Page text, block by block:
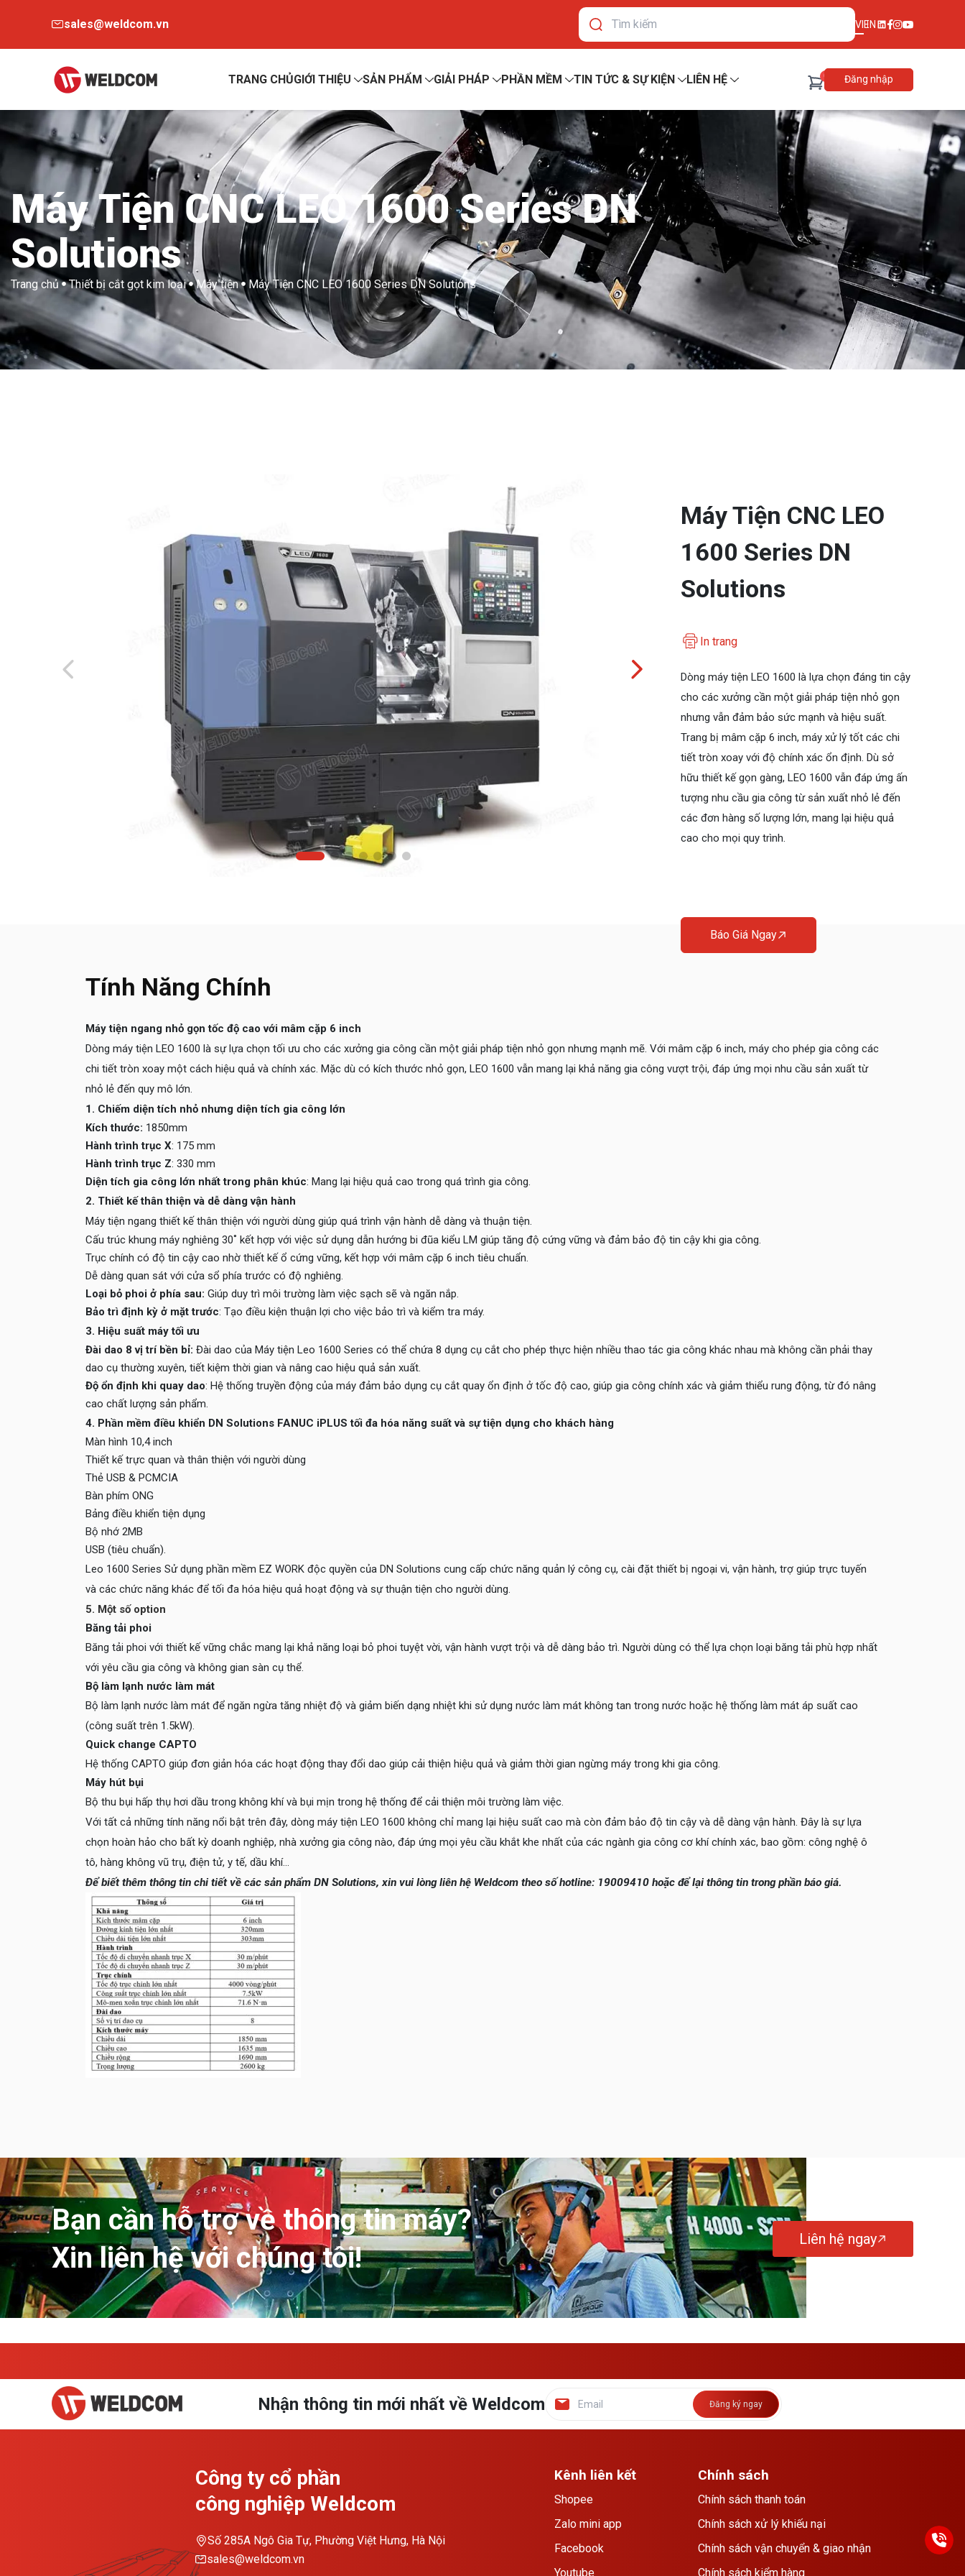
sales@weldcom.vn VIEN
TRANG CHỦGIỚI THIỆU SẢN PHẨM GIẢI PHÁP PHẦN MỀM TIN TỨC & SỰ KIỆN LIÊN HỆ 0 Đăng nhập
Máy Tiện CNC LEO 1600 Series DN
Solutions
Trang chủ Thiết bị cắt gọt kim loại Máy tiện Máy Tiện CNC LEO 1600 Series DN Solutions
Máy Tiện CNC LEO
1600 Series DN
Solutions
In trang
Dòng máy tiện LEO 1600 là lựa chọn đáng tin cậy
cho các xưởng cần một giải pháp tiện nhỏ gọn
nhưng vẫn đảm bảo sức mạnh và hiệu suất.
Trang bị mâm cặp 6 inch, máy xử lý tốt các chi
tiết tròn xoay với độ chính xác ổn định. Dù sở
hữu thiết kế gọn gàng, LEO 1600 vẫn đáp ứng ấn
tượng nhu cầu gia công từ sản xuất nhỏ lẻ đến
các đơn hàng số lượng lớn, mang lại hiệu quả
cao cho mọi quy trình.
Báo Giá Ngay
Tính Năng Chính
Máy tiện ngang nhỏ gọn tốc độ cao với mâm cặp 6 inch
Dòng máy tiện LEO 1600 là sự lựa chọn tối ưu cho các xưởng gia công cần một giải pháp tiện nhỏ gọn nhưng mạnh mẽ. Với mâm cặp 6 inch, máy cho phép gia công các
chi tiết tròn xoay một cách hiệu quả và chính xác. Mặc dù có kích thước nhỏ gọn, LEO 1600 vẫn mang lại khả năng gia công vượt trội, đáp ứng mọi nhu cầu sản xuất từ
nhỏ lẻ đến quy mô lớn.
1. Chiếm diện tích nhỏ nhưng diện tích gia công lớn
Kích thước: 1850mm
Hành trình trục X: 175 mm
Hành trình trục Z: 330 mm
Diện tích gia công lớn nhất trong phân khúc: Mang lại hiệu quả cao trong quá trình gia công.
2. Thiết kế thân thiện và dễ dàng vận hành
Máy tiện ngang thiết kế thân thiện với người dùng giúp quá trình vận hành dễ dàng và thuận tiện.
Cấu trúc khung máy nghiêng 30˚ kết hợp với việc sử dụng dẫn hướng bi đũa kiểu LM giúp tăng độ cứng vững và đảm bảo độ tin cậy khi gia công.
Trục chính có độ tin cậy cao nhờ thiết kế ổ cứng vững, kết hợp với mâm cặp 6 inch tiêu chuẩn.
Dễ dàng quan sát với cửa sổ phía trước có độ nghiêng.
Loại bỏ phoi ở phía sau: Giúp duy trì môi trường làm việc sạch sẽ và ngăn nắp.
Bảo trì định kỳ ở mặt trước: Tạo điều kiện thuận lợi cho việc bảo trì và kiểm tra máy.
3. Hiệu suất máy tối ưu
Đài dao 8 vị trí bền bỉ: Đài dao của Máy tiện Leo 1600 Series có thể chứa 8 dụng cụ cắt cho phép thực hiện nhiều thao tác gia công khác nhau mà không cần phải thay
dao cụ thường xuyên, tiết kiệm thời gian và nâng cao hiệu quả sản xuất.
Độ ổn định khi quay dao: Hệ thống truyền động của máy đảm bảo dụng cụ cắt quay ổn định ở tốc độ cao, giúp gia công chính xác và giảm thiểu rung động, từ đó nâng
cao chất lượng sản phẩm.
4. Phần mềm điều khiển DN Solutions FANUC iPLUS tối đa hóa năng suất và sự tiện dụng cho khách hàng
Màn hình 10,4 inch
Thiết kế trực quan và thân thiện với người dùng
Thẻ USB & PCMCIA
Bàn phím ONG
Bảng điều khiển tiện dụng
Bộ nhớ 2MB
USB (tiêu chuẩn).
Leo 1600 Series Sử dụng phần mềm EZ WORK độc quyền của DN Solutions cung cấp chức năng quản lý công cụ, cài đặt thiết bị ngoại vi, vận hành, trợ giúp trực tuyến
và các chức năng khác để tối đa hóa hiệu quả hoạt động và sự thuận tiện cho người dùng.
5. Một số option
Băng tải phoi
Băng tải phoi với thiết kế vững chắc mang lại khả năng loại bỏ phoi tuyệt vời, vận hành vượt trội và dễ dàng bảo trì. Người dùng có thể lựa chọn loại băng tải phù hợp nhất
với yêu cầu gia công và không gian sàn cụ thể.
Bộ làm lạnh nước làm mát
Bộ làm lạnh nước làm mát để ngăn ngừa tăng nhiệt độ và giảm biến dạng nhiệt khi sử dụng nước làm mát không tan trong nước hoặc hệ thống làm mát áp suất cao
(công suất trên 1.5kW).
Quick change CAPTO
Hệ thống CAPTO giúp đơn giản hóa các hoạt động thay đổi dao giúp cải thiện hiệu quả và giảm thời gian ngừng máy trong khi gia công.
Máy hút bụi
Bộ thu bụi hấp thụ hơi dầu trong không khí và bụi mịn trong hệ thống để cải thiện môi trường làm việc.
Với tất cả những tính năng nổi bật trên đây, dòng máy tiện LEO 1600 không chỉ mang lại hiệu suất cao mà còn đảm bảo độ tin cậy và dễ dàng vận hành. Đây là sự lựa
chọn hoàn hảo cho bất kỳ doanh nghiệp, nhà xưởng gia công nào, đáp ứng mọi yêu cầu khắt khe nhất của các ngành gia công cơ khí chính xác, bao gồm: công nghệ ô
tô, hàng không vũ trụ, điện tử, y tế, dầu khí...
Để biết thêm thông tin chi tiết về các sản phẩm DN Solutions, xin vui lòng liên hệ Weldcom theo số hotline: 19009410 hoặc để lại thông tin trong phần báo giá.
Bạn cần hỗ trợ về thông tin máy?
Xin liên hệ với chúng tôi!
Liên hệ ngay
Nhận thông tin mới nhất về Weldcom Đăng ký ngay
Công ty cổ phần
công nghiệp Weldcom
Số 285A Ngô Gia Tự, Phường Việt Hưng, Hà Nội
sales@weldcom.vn
Kênh liên kết
Shopee
Zalo mini app
Facebook
Youtube
Chính sách
Chính sách thanh toán
Chính sách xử lý khiếu nại
Chính sách vận chuyển & giao nhận
Chính sách kiểm hàng